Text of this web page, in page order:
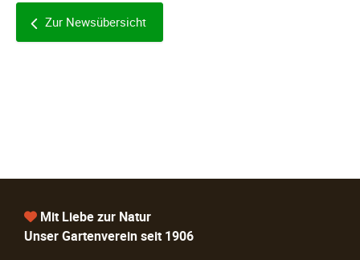
Zur Newsübersicht
Mit Liebe zur Natur
Unser Gartenverein seit 1906